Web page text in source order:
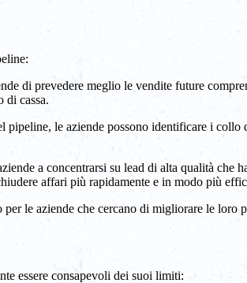
di prevedere meglio le vendite future
di cassa.
le aziende possono identificare i
a concentrarsi su lead di alta qualità
affari più rapidamente e in modo più
le aziende che cercano di migliorare le loro
essere consapevoli dei suoi limiti: